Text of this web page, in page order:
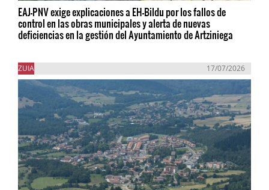
EAJ-PNV exige explicaciones a EH-Bildu por los fallos de
control en las obras municipales y alerta de nuevas
deficiencias en la gestión del Ayuntamiento de Artziniega
ZUIA 17/07/2026